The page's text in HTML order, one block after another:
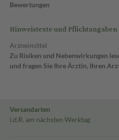
Bewertungen
Hinweistexte und Pflichtangaben
Arzneimittel
Zu Risiken und Nebenwirkungen
und fragen Sie Ihre Ärztin, Ihren
Versandarten
i.d.R. am nächsten Werktag